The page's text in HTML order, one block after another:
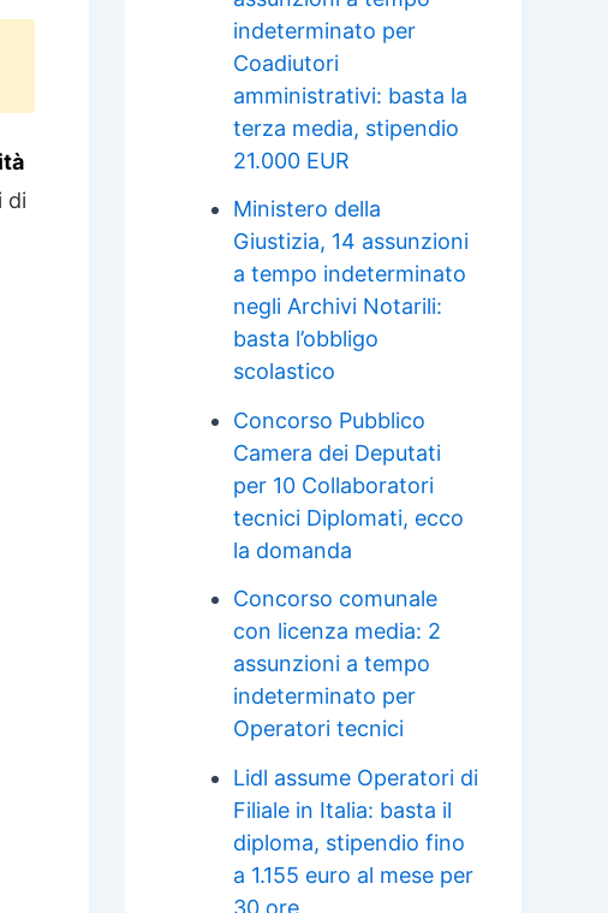
di
indeterminato per
Coadiutori
amministrativi: basta la
terza media, stipendio
21.000 EUR
Ministero della
Giustizia, 14 assunzioni
a tempo indeterminato
negli Archivi Notarili:
basta l’obbligo
scolastico
Concorso Pubblico
Camera dei Deputati
per 10 Collaboratori
tecnici Diplomati, ecco
la domanda
Concorso comunale
con licenza media: 2
assunzioni a tempo
indeterminato per
Operatori tecnici
Lidl assume Operatori di
Filiale in Italia: basta il
diploma, stipendio fino
a 1.155 euro al mese per
30 ore